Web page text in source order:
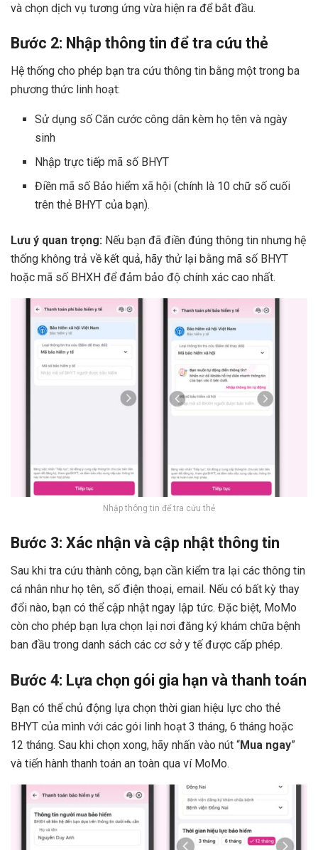
và chọn dịch vụ tương ứng vừa hiện ra để bắt đầu.
Bước 2: Nhập thông tin để tra cứu thẻ
Hệ thống cho phép bạn tra cứu thông tin bằng một trong ba
phương thức linh hoạt:
Sử dụng số Căn cước công dân kèm họ tên và ngày
sinh
Nhập trực tiếp mã số BHYT
Điền mã số Bảo hiểm xã hội (chính là 10 chữ số cuối
trên thẻ BHYT của bạn).
Lưu ý quan trọng: Nếu bạn đã điền đúng thông tin nhưng hệ
thống không trả về kết quả, hãy thử lại bằng mã số BHYT
hoặc mã số BHXH để đảm bảo độ chính xác cao nhất.
Nhập thông tin để tra cứu thẻ
Bước 3: Xác nhận và cập nhật thông tin
Sau khi tra cứu thành công, bạn cần kiểm tra lại các thông tin
cá nhân như họ tên, số điện thoại, email. Nếu có bất kỳ thay
đổi nào, bạn có thể cập nhật ngay lập tức. Đặc biệt, MoMo
còn cho phép bạn lựa chọn lại nơi đăng ký khám chữa bệnh
ban đầu trong danh sách các cơ sở y tế được cấp phép.
Bước 4: Lựa chọn gói gia hạn và thanh toán
Bạn có thể chủ động lựa chọn thời gian hiệu lực cho thẻ
BHYT của mình với các gói linh hoạt 3 tháng, 6 tháng hoặc
12 tháng. Sau khi chọn xong, hãy nhấn vào nút “Mua ngay”
và tiến hành thanh toán an toàn qua ví MoMo.